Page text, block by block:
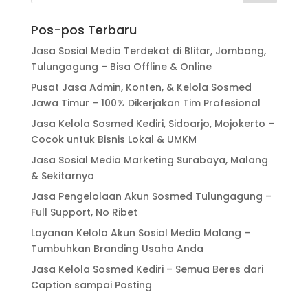
Pos-pos Terbaru
Jasa Sosial Media Terdekat di Blitar, Jombang,
Tulungagung – Bisa Offline & Online
Pusat Jasa Admin, Konten, & Kelola Sosmed
Jawa Timur – 100% Dikerjakan Tim Profesional
Jasa Kelola Sosmed Kediri, Sidoarjo, Mojokerto –
Cocok untuk Bisnis Lokal & UMKM
Jasa Sosial Media Marketing Surabaya, Malang
& Sekitarnya
Jasa Pengelolaan Akun Sosmed Tulungagung –
Full Support, No Ribet
Layanan Kelola Akun Sosial Media Malang –
Tumbuhkan Branding Usaha Anda
Jasa Kelola Sosmed Kediri – Semua Beres dari
Caption sampai Posting